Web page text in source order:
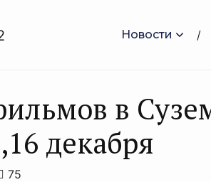
Новости
в
декабря
75